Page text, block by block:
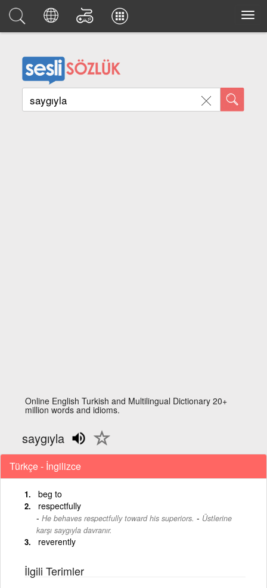
Online English Turkish and Multilingual Dictionary 20+
million words and idioms.
saygıyla
Türkçe - İngilizce
beg to
respectfully
He behaves respectfully toward his superiors. - Üstlerine
karşı saygıyla davranır.
reverently
İlgili Terimler